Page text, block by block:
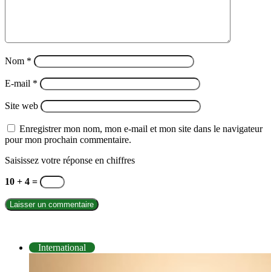
Nom *
E-mail *
Site web
Enregistrer mon nom, mon e-mail et mon site dans le navigateur
pour mon prochain commentaire.
Saisissez votre réponse en chiffres
10 + 4 =
International